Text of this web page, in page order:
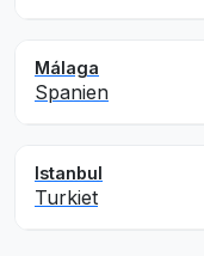
Málaga
Spanien
Istanbul
Turkiet